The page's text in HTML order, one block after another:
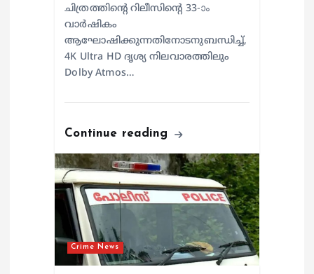
ചിത്രത്തിന്റെ റിലീസിന്റെ 33-ാം
വാർഷികം
ആഘോഷിക്കുന്നതിനോടനുബന്ധിച്ച്,
4K Ultra HD ദൃശ്യ നിലവാരത്തിലും
Dolby Atmos…
Continue reading
Crime News